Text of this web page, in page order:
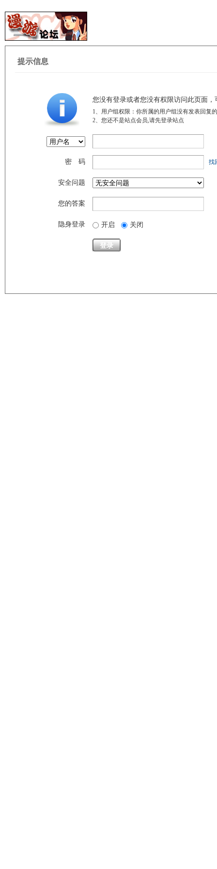
提示信息
您没有登录或者您没有权限访问此页面
1、用户组权限：你所属的用户组没有发表回复
2、您还不是站点会员,请先登录站点
密 码 找
安全问题
您的答案
隐身登录 开启 关闭
登录